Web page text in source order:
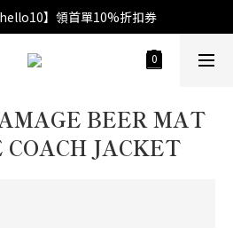
】領首單10%折扣券
BEER MAT
JACKET